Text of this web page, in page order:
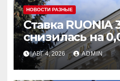
НОВОСТИ РАЗНЫЕ
Ставка RUONIA
снизилась на
процентного
13,86%
АВГ 4, 2026 ADMIN